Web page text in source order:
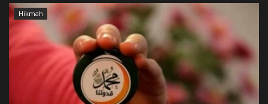
Hikmah